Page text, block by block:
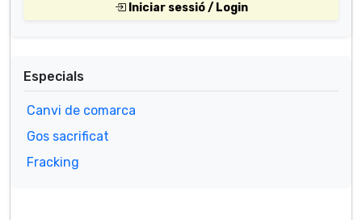
Iniciar sessió / Login
Especials
Canvi de comarca
Gos sacrificat
Fracking